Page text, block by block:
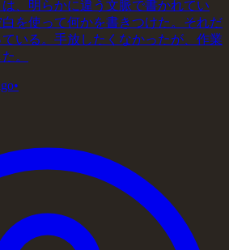
、明らかに違う文脈で書かれてい
を使って何かを書きつけた。それだ
いる。手放したくなかったが、作業
。
•